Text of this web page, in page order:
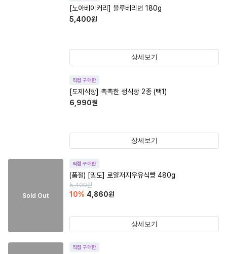
[노아베이커리] 블루베리번 180g
5,400원
상세보기
직접 구매한
[도제식빵] 촉촉한 생식빵 2종 (택1)
6,990원
상세보기
Sold Out
직접 구매한
(품절) [밀도] 로얄저지우유식빵 480g
5,400원
10% 4,860원
상세보기
직접 구매한